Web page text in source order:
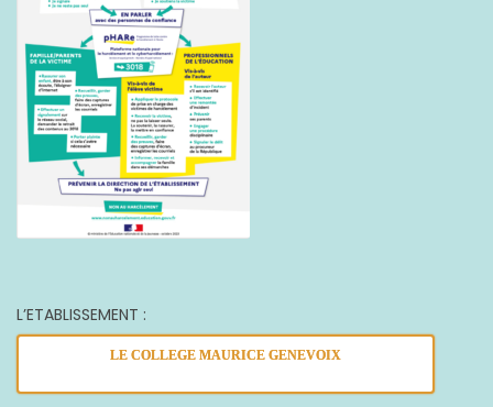
L’ETABLISSEMENT :
LE COLLEGE MAURICE GENEVOIX